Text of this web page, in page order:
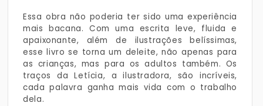
Essa obra não poderia ter sido uma experiência
mais bacana. Com uma escrita leve, fluida e
apaixonante, além de ilustrações belíssimas,
esse livro se torna um deleite, não apenas para
as crianças, mas para os adultos também. Os
traços da Letícia, a ilustradora, são incríveis,
cada palavra ganha mais vida com o trabalho
dela.